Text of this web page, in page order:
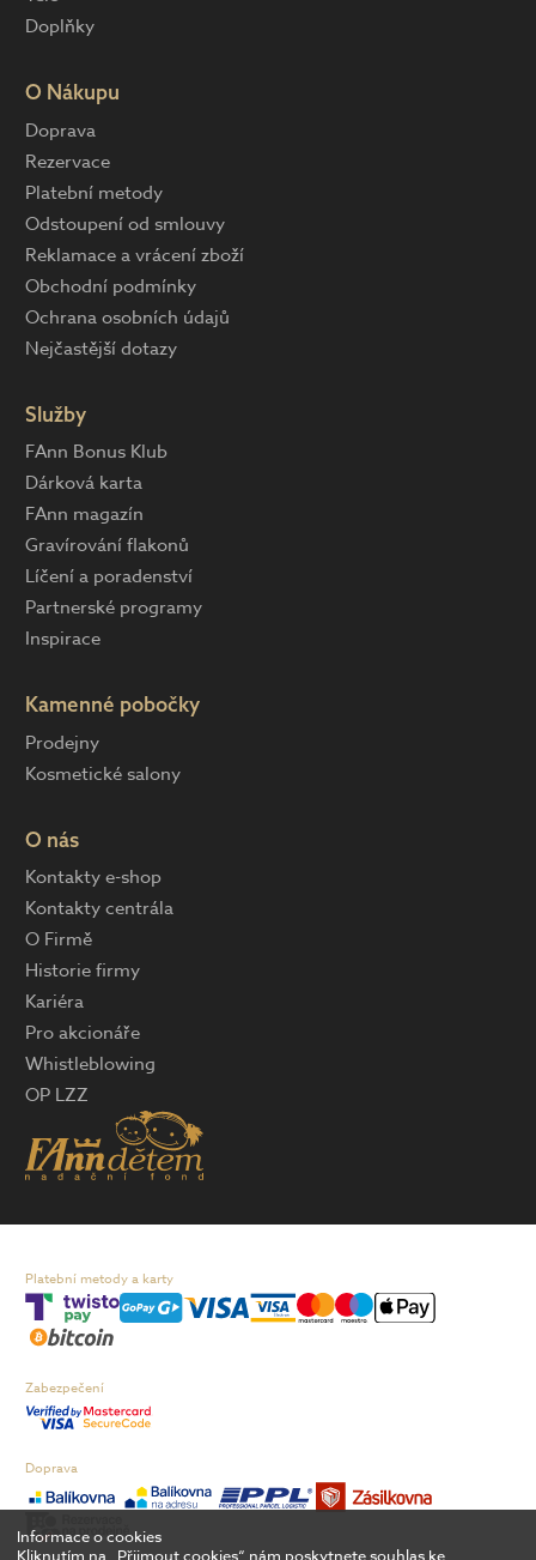
Informace o cookies
Kliknutím na „Přijmout cookies“ nám poskytnete souhlas ke
Doplňky
O Nákupu
Doprava
Rezervace
Platební metody
Odstoupení od smlouvy
Reklamace a vrácení zboží
Obchodní podmínky
Ochrana osobních údajů
Nejčastější dotazy
Služby
FAnn Bonus Klub
Dárková karta
FAnn magazín
Gravírování flakonů
Líčení a poradenství
Partnerské programy
Inspirace
Kamenné pobočky
Prodejny
Kosmetické salony
O nás
Kontakty e-shop
Kontakty centrála
O Firmě
Historie firmy
Kariéra
Pro akcionáře
Whistleblowing
OP LZZ
Platební metody a karty
Zabezpečení
Doprava